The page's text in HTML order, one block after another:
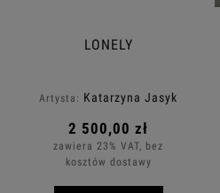
LONELY
Artysta: Katarzyna Jasyk
2 500,00 zł
zawiera 23% VAT, bez
kosztów dostawy